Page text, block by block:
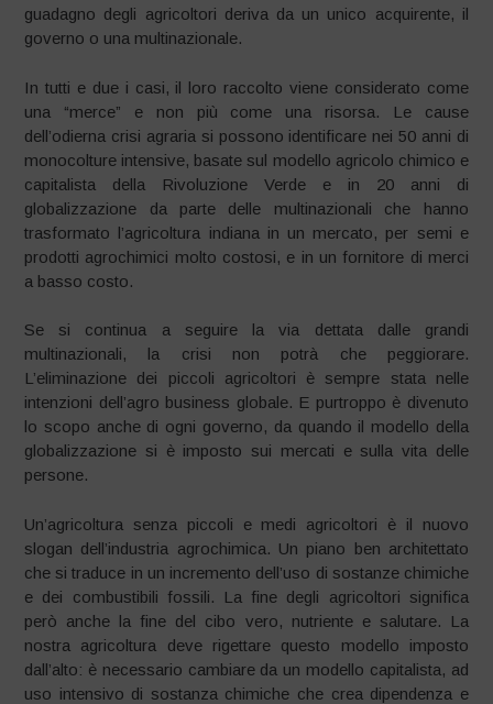
guadagno degli agricoltori deriva da un unico acquirente, il
governo o una multinazionale.
In tutti e due i casi, il loro raccolto viene considerato come
una “merce” e non più come una risorsa. Le cause
dell’odierna crisi agraria si possono identificare nei 50 anni di
monocolture intensive, basate sul modello agricolo chimico e
capitalista della Rivoluzione Verde e in 20 anni di
globalizzazione da parte delle multinazionali che hanno
trasformato l’agricoltura indiana in un mercato, per semi e
prodotti agrochimici molto costosi, e in un fornitore di merci
a basso costo.
Se si continua a seguire la via dettata dalle grandi
multinazionali, la crisi non potrà che peggiorare.
L’eliminazione dei piccoli agricoltori è sempre stata nelle
intenzioni dell’agro business globale. E purtroppo è divenuto
lo scopo anche di ogni governo, da quando il modello della
globalizzazione si è imposto sui mercati e sulla vita delle
persone.
Un’agricoltura senza piccoli e medi agricoltori è il nuovo
slogan dell’industria agrochimica. Un piano ben architettato
che si traduce in un incremento dell’uso di sostanze chimiche
e dei combustibili fossili. La fine degli agricoltori significa
però anche la fine del cibo vero, nutriente e salutare. La
nostra agricoltura deve rigettare questo modello imposto
dall’alto: è necessario cambiare da un modello capitalista, ad
uso intensivo di sostanza chimiche che crea dipendenza e